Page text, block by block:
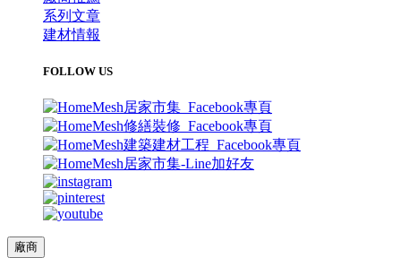
系列文章
建材情報
FOLLOW US
廠商